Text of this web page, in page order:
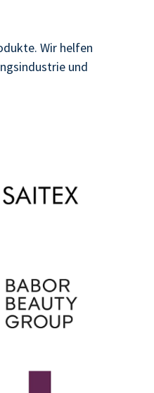
Wir helfen
und